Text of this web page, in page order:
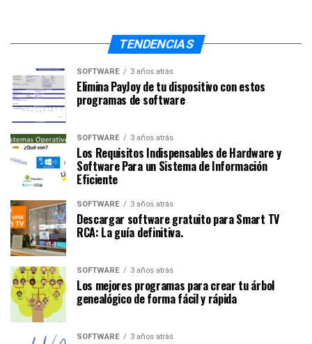
TENDENCIAS
SOFTWARE 3 años atrás
Elimina PayJoy de tu dispositivo con estos
programas de software
SOFTWARE 3 años atrás
Los Requisitos Indispensables de Hardware y
Software Para un Sistema de Información
Eficiente
SOFTWARE 3 años atrás
Descargar software gratuito para Smart TV
RCA: La guía definitiva.
SOFTWARE 3 años atrás
Los mejores programas para crear tu árbol
genealógico de forma fácil y rápida
SOFTWARE 3 años atrás